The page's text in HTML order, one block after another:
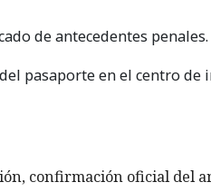
de antecedentes penales.
pasaporte en el centro
confirmación oficial del